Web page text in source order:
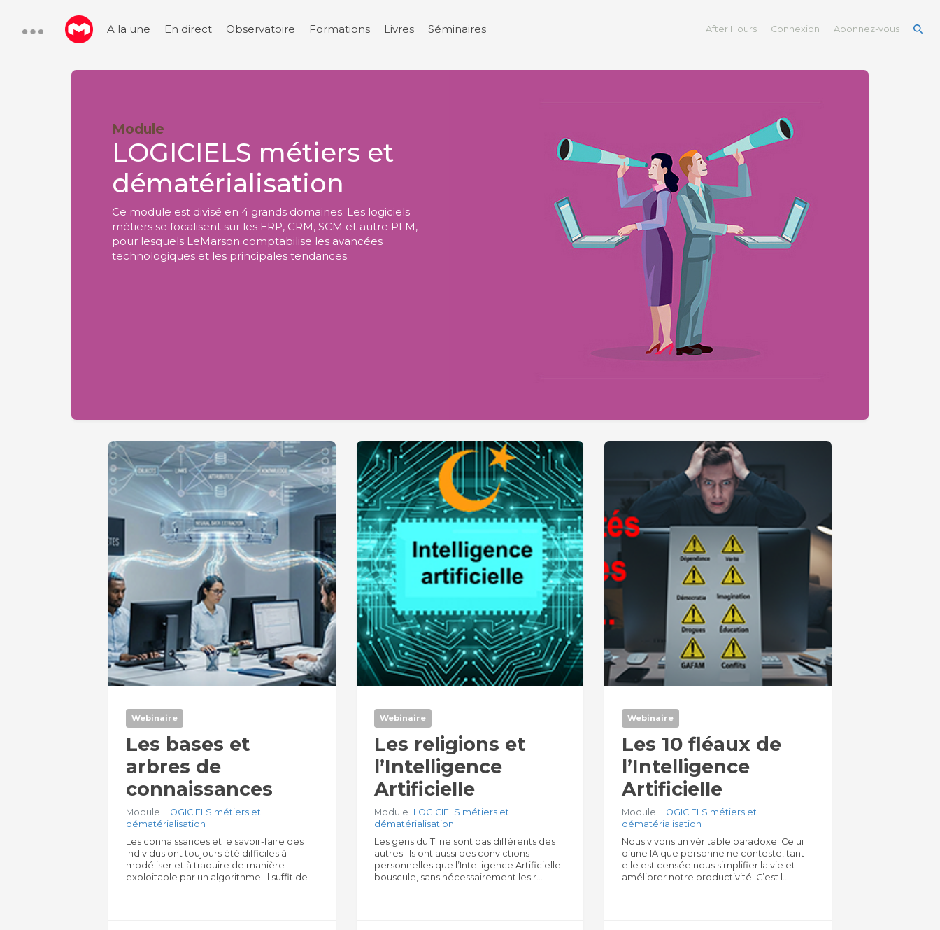
A la une En direct Observatoire Formations Livres Séminaires After Hours Connexion Abonnez-vous
Module
LOGICIELS métiers et
dématérialisation
Ce module est divisé en 4 grands domaines. Les logiciels
métiers se focalisent sur les ERP, CRM, SCM et autre PLM,
pour lesquels LeMarson comptabilise les avancées
technologiques et les principales tendances.
Webinaire
Les bases et
arbres de
connaissances
Module LOGICIELS métiers et
dématérialisation
Les connaissances et le savoir-faire des
individus ont toujours été difficiles à
modéliser et à traduire de manière
exploitable par un algorithme. Il suffit de ...
Webinaire
Les religions et
l’Intelligence
Artificielle
Module LOGICIELS métiers et
dématérialisation
Les gens du TI ne sont pas différents des
autres. Ils ont aussi des convictions
personnelles que l’Intelligence Artificielle
bouscule, sans nécessairement les r...
Webinaire
Les 10 fléaux de
l’Intelligence
Artificielle
Module LOGICIELS métiers et
dématérialisation
Nous vivons un véritable paradoxe. Celui
d’une IA que personne ne conteste, tant
elle est censée nous simplifier la vie et
améliorer notre productivité. C’est l...